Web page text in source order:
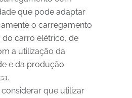
que pode adaptar
o carregamento
do carro elétrico, de
a utilização da
e da produção
que utilizar